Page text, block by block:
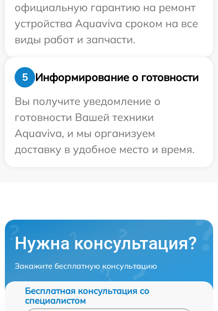
официальную гарантию на ремонт
устройства Aquaviva сроком на все
виды работ и запчасти.
5
Информирование о готовности
Вы получите уведомление о
готовности Вашей техники
Aquaviva, и мы организуем
доставку в удобное место и время.
Нужна консультация?
Закажите бесплатную консультацию
Бесплатная консультация со
специалистом